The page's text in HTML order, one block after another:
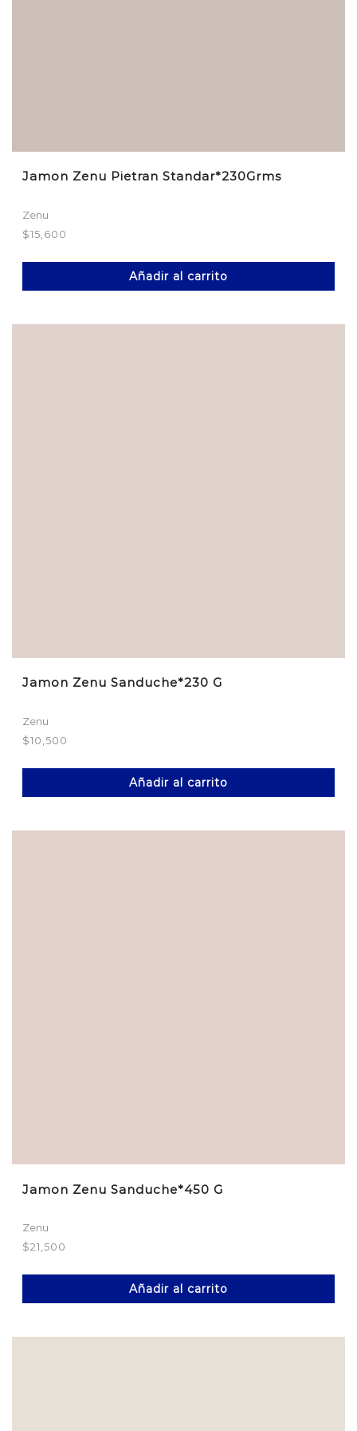
Jamon Zenu Pietran Standar*230Grms
Zenu
$15,600
Añadir al carrito
Jamon Zenu Sanduche*230 G
Zenu
$10,500
Añadir al carrito
Jamon Zenu Sanduche*450 G
Zenu
$21,500
Añadir al carrito